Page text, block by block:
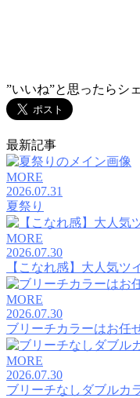
”いいね”と思ったらシ
最新記事
MORE
2026.07.31
夏祭り
MORE
2026.07.30
【こなれ感】大人気
MORE
2026.07.30
ブリーチカラーはお任
MORE
2026.07.30
ブリーチなしダブルカ